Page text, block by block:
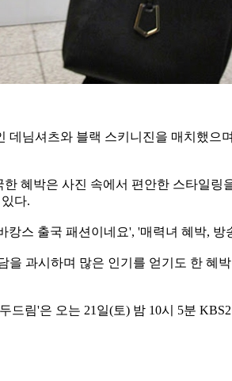
님셔츠와 블랙 스키니진을 매치했
혜박은 사진 속에서 편안한 스타일
다.
스 출국 패션이네요', '매력녀 혜박,
과시하며 많은 인기를 얻기도 한 혜
림'은 오는 21일(토) 밤 10시 5분